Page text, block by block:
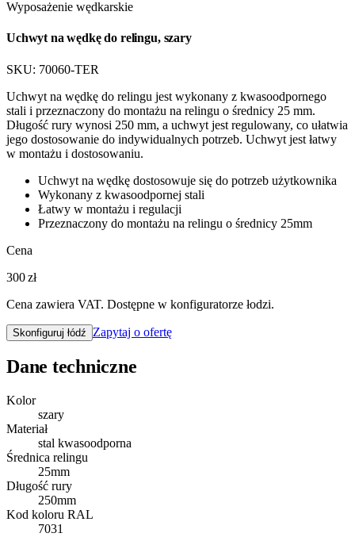
Wyposażenie wędkarskie
Uchwyt na wędkę do relingu, szary
SKU: 70060-TER
Uchwyt na wędkę do relingu jest wykonany z kwasoodpornego
stali i przeznaczony do montażu na relingu o średnicy 25 mm.
Długość rury wynosi 250 mm, a uchwyt jest regulowany, co ułatwia
jego dostosowanie do indywidualnych potrzeb. Uchwyt jest łatwy
w montażu i dostosowaniu.
Uchwyt na wędkę dostosowuje się do potrzeb użytkownika
Wykonany z kwasoodpornej stali
Łatwy w montażu i regulacji
Przeznaczony do montażu na relingu o średnicy 25mm
Cena
300 zł
Cena zawiera VAT. Dostępne w konfiguratorze łodzi.
Skonfiguruj łódź Zapytaj o ofertę
Dane techniczne
Kolor
szary
Materiał
stal kwasoodporna
Średnica relingu
25mm
Długość rury
250mm
Kod koloru RAL
7031